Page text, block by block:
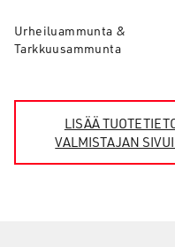
Urheiluammunta &
Tarkkuusammunta
LISÄÄ
VALMISTAJAN